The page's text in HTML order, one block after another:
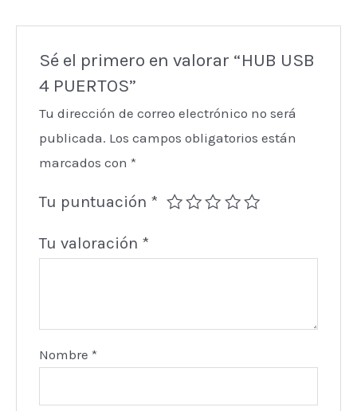
Sé el primero en valorar “HUB USB
4 PUERTOS”
Tu dirección de correo electrónico no será
publicada. Los campos obligatorios están
marcados con *
Tu puntuación *
Tu valoración *
Nombre *